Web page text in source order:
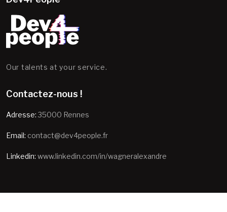
Our talents at your service.
Contactez-nous !
Adresse:35000 Rennes
Email: contact@dev4people.fr
Linkedin: www.linkedin.com/in/wagneralexandre